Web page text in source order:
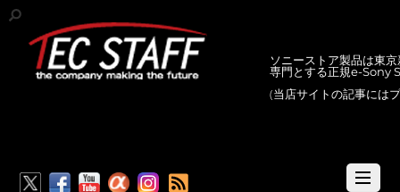
ソニーストア製品は東
専門とする正規e-Sony
(当店サイトの記事には